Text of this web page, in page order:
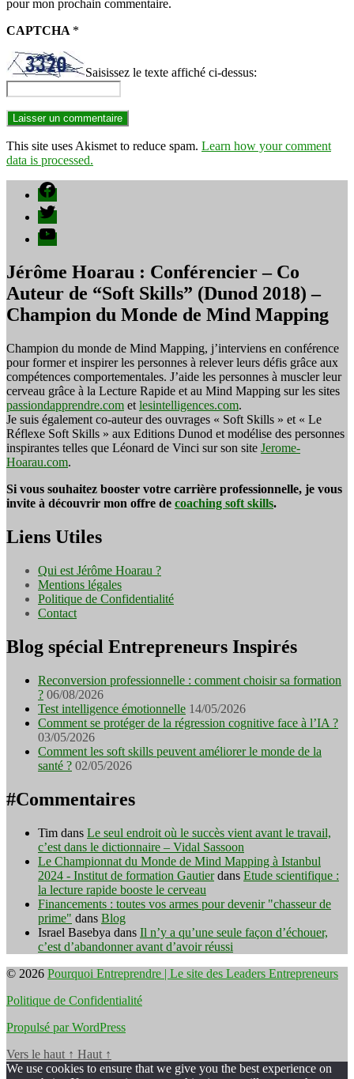
pour mon prochain commentaire.
CAPTCHA *
Saisissez le texte affiché ci-dessus:
This site uses Akismet to reduce spam. Learn how your comment
data is processed.
Facebook
Twitter
YouTube
Jérôme Hoarau : Conférencier – Co
Auteur de “Soft Skills” (Dunod 2018) –
Champion du Monde de Mind Mapping
Champion du monde de Mind Mapping, j’interviens en conférence
pour former et inspirer les personnes à relever leurs défis grâce aux
compétences comportementales. J’aide les personnes à muscler leur
cerveau grâce à la Lecture Rapide et au Mind Mapping sur les sites
passiondapprendre.com et lesintelligences.com.
Je suis également co-auteur des ouvrages « Soft Skills » et « Le
Réflexe Soft Skills » aux Editions Dunod et modélise des personnes
inspirantes telles que Léonard de Vinci sur son site Jerome-
Hoarau.com.
Si vous souhaitez booster votre carrière professionnelle, je vous
invite à découvrir mon offre de coaching soft skills.
Liens Utiles
Qui est Jérôme Hoarau ?
Mentions légales
Politique de Confidentialité
Contact
Blog spécial Entrepreneurs Inspirés
Reconversion professionnelle : comment choisir sa formation
? 06/08/2026
Test intelligence émotionnelle 14/05/2026
Comment se protéger de la régression cognitive face à l’IA ?
03/05/2026
Comment les soft skills peuvent améliorer le monde de la
santé ? 02/05/2026
#Commentaires
Tim dans Le seul endroit où le succès vient avant le travail,
c’est dans le dictionnaire – Vidal Sassoon
Le Championnat du Monde de Mind Mapping à Istanbul
2024 - Institut de formation Gautierdans Etude scientifique :
la lecture rapide booste le cerveau
Financements : toutes vos armes pour devenir "chasseur de
prime" dans Blog
Israel Basebya dans Il n’y a qu’une seule façon d’échouer,
c’est d’abandonner avant d’avoir réussi
© 2026 Pourquoi Entreprendre | Le site des Leaders Entrepreneurs
Politique de Confidentialité
Propulsé par WordPress
Vers le haut ↑ Haut ↑
We use cookies to ensure that we give you the best experience on